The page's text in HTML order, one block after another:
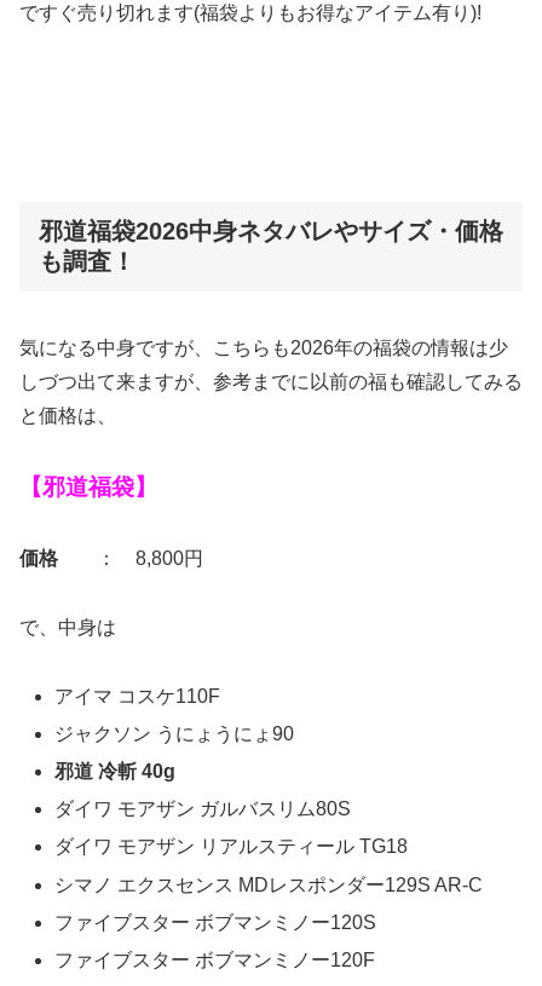
ですぐ売り切れます(福袋よりもお得なアイテム有り )!
邪道福袋2026中身ネタバレやサイズ・価格
も調査！
気になる中身ですが、こちらも2026年の福袋の情報は少
しづつ出て来ますが、参考までに以前の福も確認してみる
と価格は、
【邪道福袋】
価格 ： 8,800円
で、中身は
アイマ コスケ110F
ジャクソン うにょうにょ90
邪道 冷斬 40g
ダイワ モアザン ガルバスリム80S
ダイワ モアザン リアルスティール TG18
シマノ エクスセンス MDレスポンダー129S AR-C
ファイブスター ボブマンミノー120S
ファイブスター ボブマンミノー120F